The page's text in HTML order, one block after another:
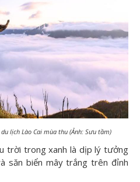
lịch Lào Cai mùa thu (Ảnh: Sưu tầm)
trời trong xanh là dịp lý tưởng
săn biển mây trắng trên đỉnh